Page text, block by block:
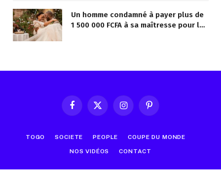
Un homme condamné à payer plus de
1 500 000 FCFA à sa maîtresse pour lui
FacebookX
InstagramPinterest
TOGO SOCIETE PEOPLE COUPE DU MONDE
NOS VIDÉOS CONTACT